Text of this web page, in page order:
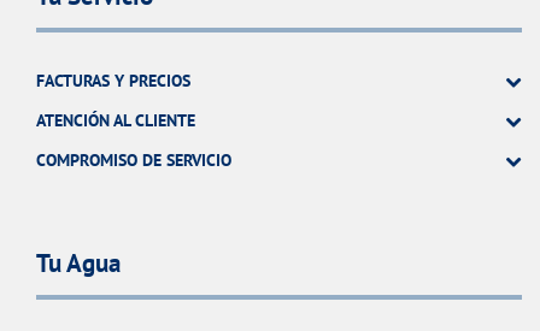
FACTURAS Y PRECIOS
ATENCIÓN AL CLIENTE
COMPROMISO DE SERVICIO
Tu Agua